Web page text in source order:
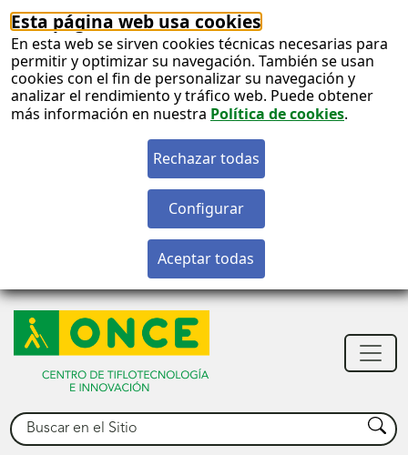
Esta página web usa cookies
En esta web se sirven cookies técnicas necesarias para
permitir y optimizar su navegación. También se usan
cookies con el fin de personalizar su navegación y
analizar el rendimiento y tráfico web. Puede obtener
más información en nuestra Política de cookies.
Buscar Buscar